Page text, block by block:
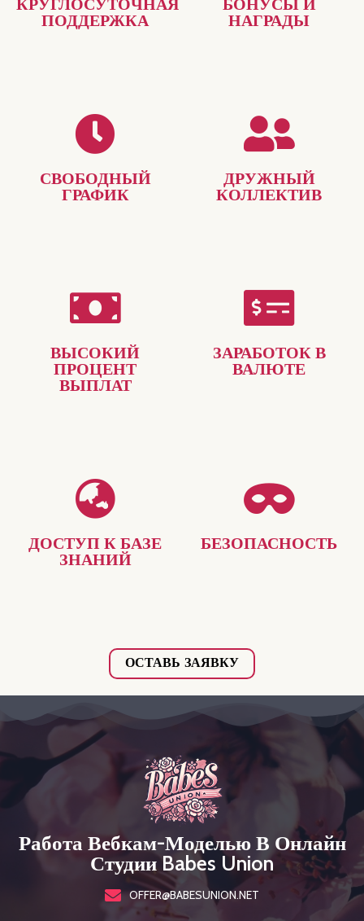
КРУГЛОСУТОЧНАЯ
ПОДДЕРЖКА
БОНУСЫ И
НАГРАДЫ
СВОБОДНЫЙ
ГРАФИК
ДРУЖНЫЙ
КОЛЛЕКТИВ
ВЫСОКИЙ
ПРОЦЕНТ
ВЫПЛАТ
ЗАРАБОТОК В
ВАЛЮТЕ
ДОСТУП К БАЗЕ
ЗНАНИЙ
БЕЗОПАСНОСТЬ
ОСТАВЬ ЗАЯВКУ
Работа Вебкам-Моделью В Онлайн
Студии Babes Union
OFFER@BABESUNION.NET